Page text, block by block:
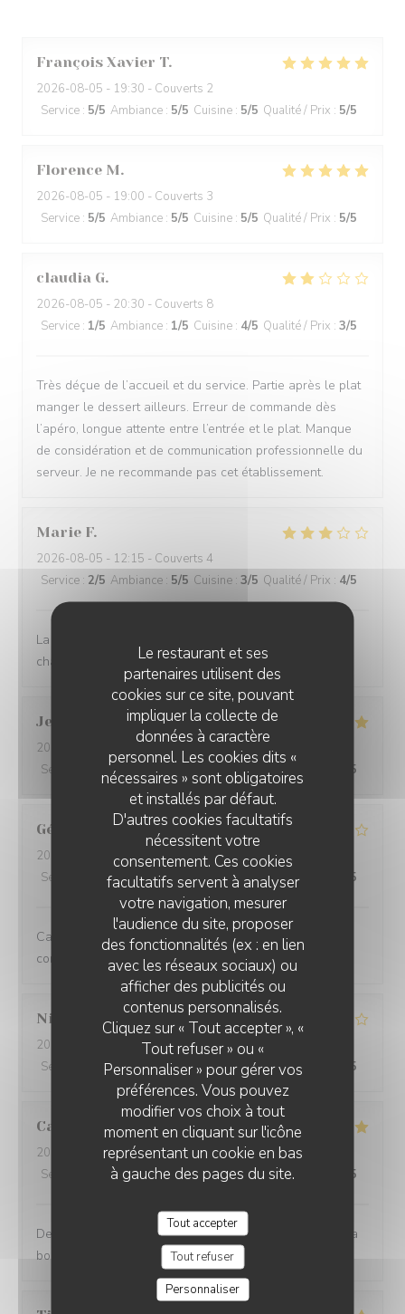
Le restaurant et ses
partenaires utilisent des
cookies sur ce site, pouvant
impliquer la collecte de
données à caractère
personnel. Les cookies dits «
nécessaires » sont obligatoires
et installés par défaut.
D'autres cookies facultatifs
nécessitent votre
consentement. Ces cookies
facultatifs servent à analyser
votre navigation, mesurer
l'audience du site, proposer
des fonctionnalités (ex : en lien
avec les réseaux sociaux) ou
afficher des publicités ou
contenus personnalisés.
Cliquez sur « Tout accepter », «
Tout refuser » ou «
Personnaliser » pour gérer vos
préférences. Vous pouvez
modifier vos choix à tout
moment en cliquant sur l'icône
représentant un cookie en bas
à gauche des pages du site.
Tout accepter
Tout refuser
Personnaliser
François Xavier T
2026-08-05 - 19:30 - Couverts 2
Service : 5/5 Ambiance : 5/5 Cuisine : 5/5 Qualité / Prix : 5/5
Florence M
2026-08-05 - 19:00 - Couverts 3
Service : 5/5 Ambiance : 5/5 Cuisine : 5/5 Qualité / Prix : 5/5
claudia G
2026-08-05 - 20:30 - Couverts 8
Service : 1/5 Ambiance : 1/5 Cuisine : 4/5 Qualité / Prix : 3/5
Très déçue de l’accueil et du service. Partie après le plat
manger le dessert ailleurs. Erreur de commande dès
l’apéro, longue attente entre l’entrée et le plat. Manque
de considération et de communication professionnelle du
serveur. Je ne recommande pas cet établissement.
Marie F
2026-08-05 - 12:15 - Couverts 4
Service : 2/5 Ambiance : 5/5 Cuisine : 3/5 Qualité / Prix : 4/5
La cuisine est simple , bonne . Le service était très
chaotique ce jour là
Jean-denis N
2026-07-31
- 20:30 - Couverts 13
Service
Ambiance Cuisine : 4/5 Qualité / Prix /5
Géraldine R
2026-08-02
- 20:15 - Couverts 2
Service
Ambiance:4 /5 Cuisine : 4/5 Qualité / Prix /5
Cadre très agréable et cuisine de bonne qualité à prix
corrects.
Nicolas B
2026-07-30
- 20:30 - Couverts 6
Service
/5 Ambiance:4/5 Cuisine: 4/5 Qualité / Prix /5
Caroline D
2026-07-30 - 20:30 - Couverts 4
Service
Ambiance: 5/5 Cuisine:5 /5 Qualité / Prix /5
Des plats raffinés et fins tant dans l assiette que dans la
bouche ... On reviendra !
LA CAMARGUE